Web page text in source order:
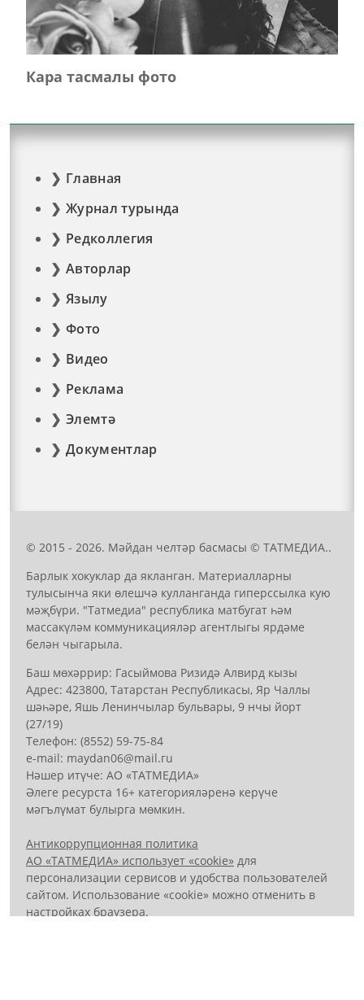
Кара тасмалы фото
Главная
Журнал турында
Редколлегия
Авторлар
Язылу
Фото
Видео
Реклама
Элемтә
Документлар
© 2015 - 2026. Мәйдан челтәр басмасы © ТАТМЕДИА..
Барлык хокуклар да якланган. Материалларны
тулысынча яки өлешчә кулланганда гиперссылка кую
мәҗбүри. "Татмедиа" республика матбугат һәм
массакүләм коммуникацияләр агентлыгы ярдәме
белән чыгарыла.
Баш мөхәррир: Гасыймова Ризидә Алвирд кызы
Адрес: 423800, Татарстан Республикасы, Яр Чаллы
шәһәре, Яшь Ленинчылар бульвары, 9 нчы йорт
(27/19)
Телефон: (8552) 59-75-84
е-mail: mауdаn06@mail.гu
Нәшер итүче: АО «ТАТМЕДИА»
Әлеге ресурста 16+ категорияләренә керүче
мәгълүмат булырга мөмкин.
Антикоррупционная политика
АО «ТАТМЕДИА» использует «cookie» для
персонализации сервисов и удобства пользователей
сайтом. Использование «cookie» можно отменить в
настройках браузера.